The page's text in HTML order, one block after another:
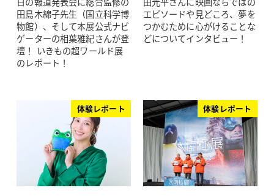
田島木綿子先生（国立科学博
物館）、そして本展公式ナビ
ゲーターの相葉雅紀さんが登
壇！ いきもの超ワールド展
のレポート！
エピソードや見どころ、夢を
つかむために心がけることな
どについてインタビュー！
体験レポート 体験レポート